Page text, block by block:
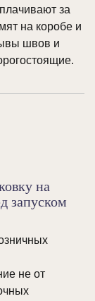
за
на коробе и
швов и
на
запуском
не от